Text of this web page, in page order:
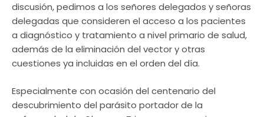
discusión, pedimos a los señores delegados y señoras
delegadas que consideren el acceso a los pacientes
a diagnóstico y tratamiento a nivel primario de salud,
además de la eliminación del vector y otras
cuestiones ya incluidas en el orden del día.
Especialmente con ocasión del centenario del
descubrimiento del parásito portador de la